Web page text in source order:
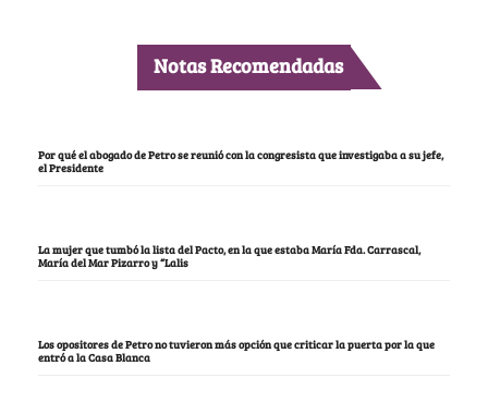
Notas Recomendadas
Por qué el abogado de Petro se reunió con la congresista que investigaba a su jefe,
el Presidente
La mujer que tumbó la lista del Pacto, en la que estaba María Fda. Carrascal,
María del Mar Pizarro y “Lalis
Los opositores de Petro no tuvieron más opción que criticar la puerta por la que
entró a la Casa Blanca